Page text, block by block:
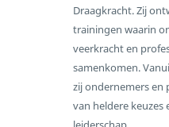
Draagkracht. Zij
trainingen waarin
veerkracht en
samenkomen.
zij ondernemers en
van heldere keuzes